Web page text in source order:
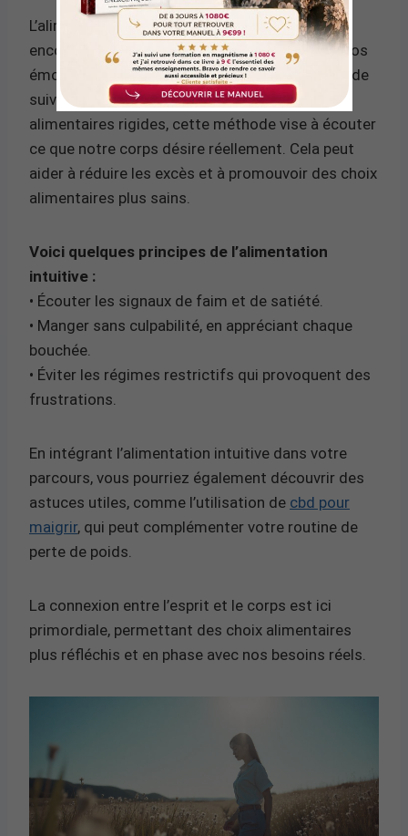
L’alimentation intuitive est une approche qui
encourage une connexion plus profonde avec nos
émotions et nos signaux corporels. Plutôt que de
suivre des régimes stricts ou des plans
alimentaires rigides, cette méthode vise à écouter
ce que notre corps désire réellement. Cela peut
aider à réduire les excès et à promouvoir des choix
alimentaires plus sains.
Voici quelques principes de l’alimentation
intuitive :
• Écouter les signaux de faim et de satiété.
• Manger sans culpabilité, en appréciant chaque
bouchée.
• Éviter les régimes restrictifs qui provoquent des
frustrations.
En intégrant l’alimentation intuitive dans votre
parcours, vous pourriez également découvrir des
astuces utiles, comme l’utilisation de cbd pour
maigrir, qui peut complémenter votre routine de
perte de poids.
La connexion entre l’esprit et le corps est ici
primordiale, permettant des choix alimentaires
plus réfléchis et en phase avec nos besoins réels.